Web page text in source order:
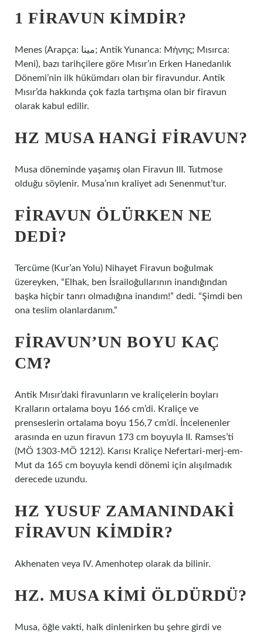
1 FIRAVUN KIMDIR?
Menes (Arapça: مينا‎; Antik Yunanca: Μήνης; Mısırca:
Meni), bazı tarihçilere göre Mısır’ın Erken Hanedanlık
Dönemi’nin ilk hükümdarı olan bir firavundur. Antik
Mısır’da hakkında çok fazla tartışma olan bir firavun
olarak kabul edilir.
HZ MUSA HANGI FIRAVUN?
Musa döneminde yaşamış olan Firavun III. Tutmose
olduğu söylenir. Musa’nın kraliyet adı Senenmut’tur.
FIRAVUN ÖLÜRKEN NE
DEDI?
Tercüme (Kur’an Yolu) Nihayet Firavun boğulmak
üzereyken, “Elhak, ben İsrailoğullarının inandığından
başka hiçbir tanrı olmadığına inandım!” dedi. “Şimdi ben
ona teslim olanlardanım.”
FIRAVUN’UN BOYU KAÇ
CM?
Antik Mısır’daki firavunların ve kraliçelerin boyları
Kralların ortalama boyu 166 cm’di. Kraliçe ve
prenseslerin ortalama boyu 156,7 cm’di. İncelenenler
arasında en uzun firavun 173 cm boyuyla II. Ramses’ti
(MÖ 1303-MÖ 1212). Karısı Kraliçe Nefertari-merj-em-
Mut da 165 cm boyuyla kendi dönemi için alışılmadık
derecede uzundu.
HZ YUSUF ZAMANINDAKI
FIRAVUN KIMDIR?
Akhenaten veya IV. Amenhotep olarak da bilinir.
HZ. MUSA KIMI ÖLDÜRDÜ?
Musa, öğle vakti, halk dinlenirken bu şehre girdi ve